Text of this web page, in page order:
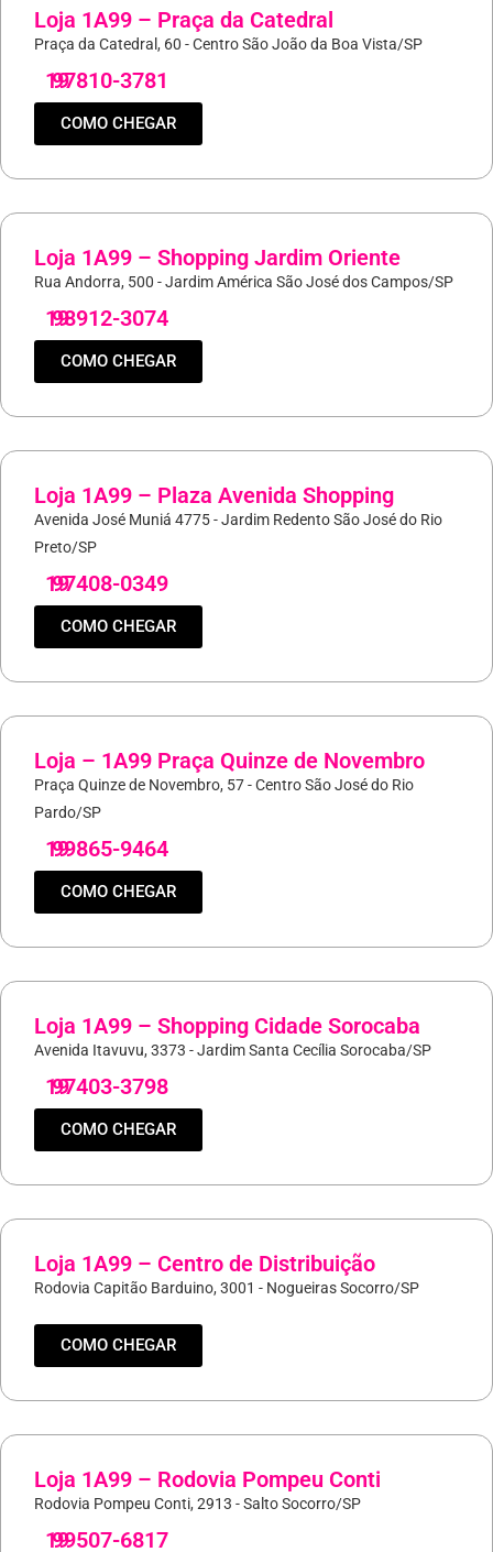
Loja 1A99 – Praça da Catedral
Praça da Catedral, 60 - Centro São João da Boa Vista/SP
19
97810-3781
COMO CHEGAR
Loja 1A99 – Shopping Jardim Oriente
Rua Andorra, 500 - Jardim América São José dos Campos/SP
19
98912-3074
COMO CHEGAR
Loja 1A99 – Plaza Avenida Shopping
Avenida José Muniá 4775 - Jardim Redento São José do Rio
Preto/SP
19
97408-0349
COMO CHEGAR
Loja – 1A99 Praça Quinze de Novembro
Praça Quinze de Novembro, 57 - Centro São José do Rio
Pardo/SP
19
99865-9464
COMO CHEGAR
Loja 1A99 – Shopping Cidade Sorocaba
Avenida Itavuvu, 3373 - Jardim Santa Cecília Sorocaba/SP
19
97403-3798
COMO CHEGAR
Loja 1A99 – Centro de Distribuição
Rodovia Capitão Barduino, 3001 - Nogueiras Socorro/SP
COMO CHEGAR
Loja 1A99 – Rodovia Pompeu Conti
Rodovia Pompeu Conti, 2913 - Salto Socorro/SP
19
99507-6817